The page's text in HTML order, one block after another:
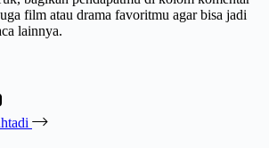
film atau drama favoritmu agar bisa jadi
lainnya.